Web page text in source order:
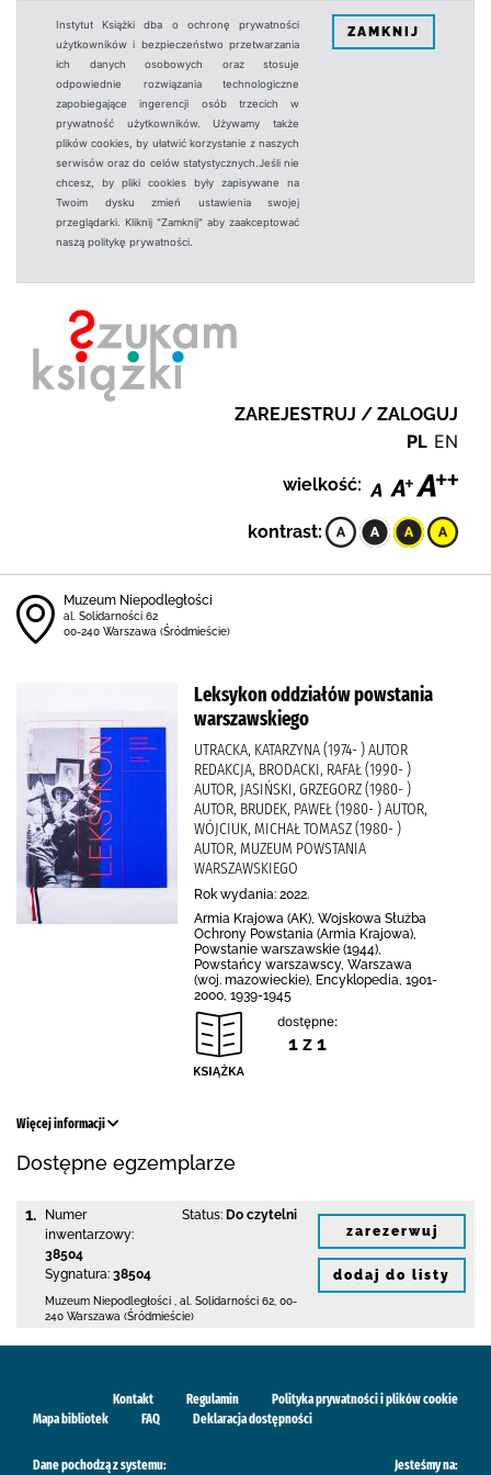
Instytut Książki dba o ochronę prywatności
użytkowników i bezpieczeństwo przetwarzania
ich danych osobowych oraz stosuje
odpowiednie rozwiązania technologiczne
zapobiegające ingerencji osób trzecich w
prywatność użytkowników. Używamy także
plików cookies, by ułatwić korzystanie z naszych
serwisów oraz do celów statystycznych.Jeśli nie
chcesz, by pliki cookies były zapisywane na
Twoim dysku zmień ustawienia swojej
przeglądarki. Kliknij "Zamknij" aby zaakceptować
naszą politykę prywatności.
ZAMKNIJ
ZAREJESTRUJ / ZALOGUJ
PL EN
wielkość:
kontrast:
Muzeum Niepodległości
al. Solidarności 62
00-240 Warszawa (Śródmieście)
Leksykon oddziałów powstania
warszawskiego
UTRACKA, KATARZYNA (1974- ) AUTOR
REDAKCJA, BRODACKI, RAFAŁ (1990- )
AUTOR, JASIŃSKI, GRZEGORZ (1980- )
AUTOR, BRUDEK, PAWEŁ (1980- ) AUTOR,
WÓJCIUK, MICHAŁ TOMASZ (1980- )
AUTOR, MUZEUM POWSTANIA
WARSZAWSKIEGO
Rok wydania: 2022.
Armia Krajowa (AK), Wojskowa Służba
Ochrony Powstania (Armia Krajowa),
Powstanie warszawskie (1944),
Powstańcy warszawscy, Warszawa
(woj. mazowieckie), Encyklopedia, 1901-
2000, 1939-1945
dostępne:
1 z 1
Więcej informacji
Dostępne egzemplarze
1.
Numer
inwentarzowy:
38504
Sygnatura: 38504
Status: Do czytelni
Muzeum Niepodległości al. Solidarności 62 00-
240 Warszawa (Śródmieście)
zarezerwuj
dodaj do listy
Kontakt Regulamin
Polityka prywatności i plików cookie
Mapa bibliotek
FAQ Deklaracja dostępności
Dane pochodzą z systemu: Jesteśmy na: